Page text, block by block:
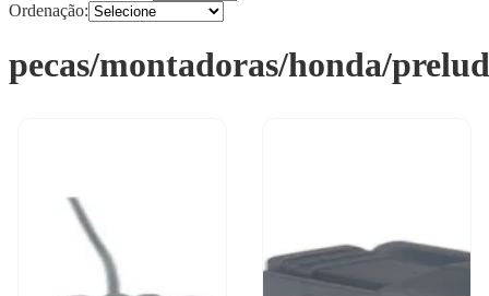
Ordenação:
pecas/montadoras/honda/